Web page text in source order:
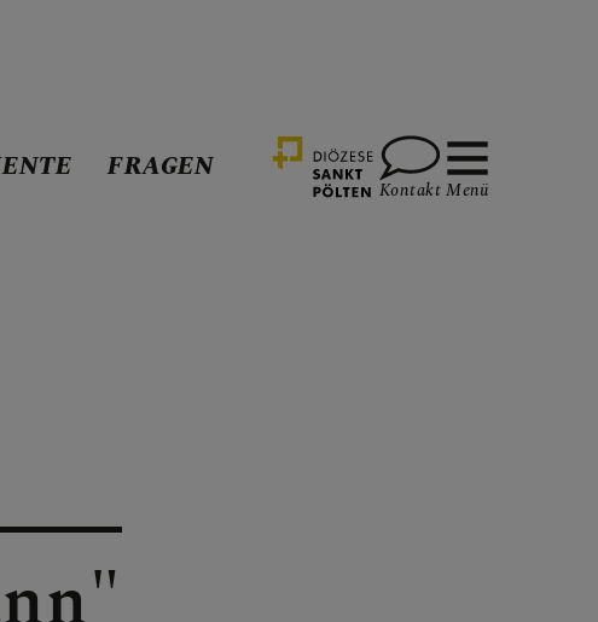
FRAGEN
Kontakt Menü